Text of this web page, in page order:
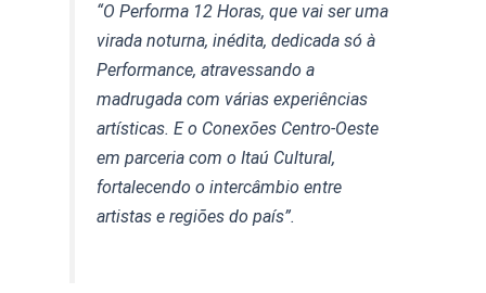
“O Performa 12 Horas, que vai ser uma
virada noturna, inédita, dedicada só à
Performance, atravessando a
madrugada com várias experiências
artísticas. E o Conexões Centro-Oeste
em parceria com o Itaú Cultural,
fortalecendo o intercâmbio entre
artistas e regiões do país”.